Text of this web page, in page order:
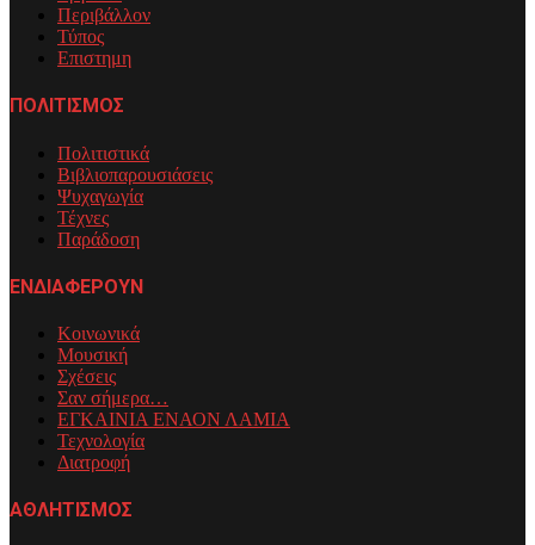
Περιβάλλον
Τύπος
Επιστημη
ΠΟΛΙΤΙΣΜΟΣ
Πολιτιστικά
Βιβλιοπαρουσιάσεις
Ψυχαγωγία
Τέχνες
Παράδοση
ΕΝΔΙΑΦΕΡΟΥΝ
Κοινωνικά
Μουσική
Σχέσεις
Σαν σήμερα…
ΕΓΚΑΙΝΙΑ ΕΝΑΟΝ ΛΑΜΙΑ
Τεχνολογία
Διατροφή
ΑΘΛΗΤΙΣΜΟΣ